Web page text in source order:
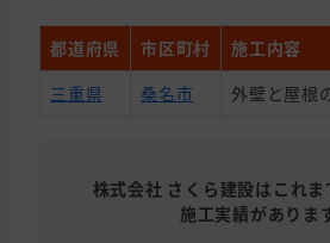
都道府県 市区町村 施工内容
三重県
桑名市 外壁と屋根
株式会社 さくら建設はこれ
施工実績がありま